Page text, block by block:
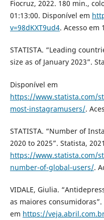
Fiocruz, 2022. 180 min.,
01:13:00. Disponível em
v=98dKXT9ud4. Acesso em
STATISTA. “Leading
size as of January 2023”.
Disponível em
https://www.statista.com/
most-instagramusers/.
STATISTA. “Number of
2020 to 2025”. Statista,
https://www.statista.com/
number-of-global-users/.
VIDALE, Giulia.
as maiores
em https://